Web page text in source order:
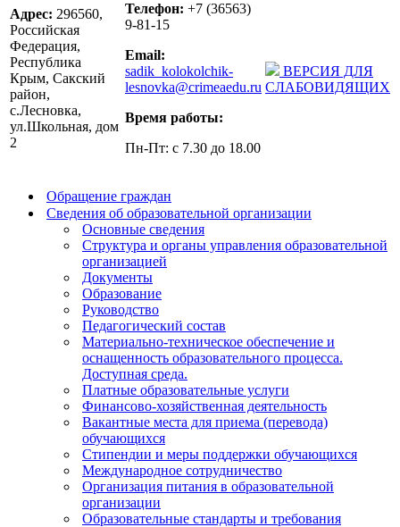
Адрес: 296560,
Российская
Федерация,
Республика
Крым, Сакский
район,
с.Лесновка,
ул.Школьная, дом
2
Телефон: +7 (36563)
9-81-15
Email:
sadik_kolokolchik-
lesnovka@crimeaedu.ru
Время работы:
Пн-Пт: с 7.30 до 18.00
ВЕРСИЯ ДЛЯ
СЛАБОВИДЯЩИХ
Обращение граждан
Сведения об образовательной организации
Основные сведения
Структура и органы управления образовательной
организацией
Документы
Образование
Руководство
Педагогический состав
Материально-техническое обеспечение и
оснащенность образовательного процесса.
Доступная среда.
Платные образовательные услуги
Финансово-хозяйственная деятельность
Вакантные места для приема (перевода)
обучающихся
Стипендии и меры поддержки обучающихся
Международное сотрудничество
Организация питания в образовательной
организации
Образовательные стандарты и требования